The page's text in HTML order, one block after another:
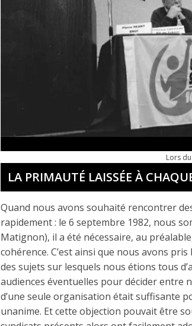
Lors
LA PRIMAUTÉ LAISSÉE À
Quand nous avons souhaité rencontrer
rapidement : le 6 septembre 1982, nous
Matignon), il a été nécessaire, au
cohérence. C’est ainsi que nous avons
des sujets sur lesquels nous étions tous
audiences éventuelles pour décider entre
d’une seule organisation était suffisante
unanime. Et cette objection pouvait être